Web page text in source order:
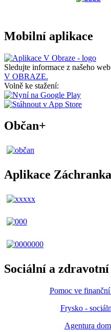
Mobilní aplikace
Sledujte informace z našeho
V OBRAZE.
Volně ke stažení:
Občan+
Aplikace Záchranka
Sociální a
Pomoc ve
Frysko -
Agentura